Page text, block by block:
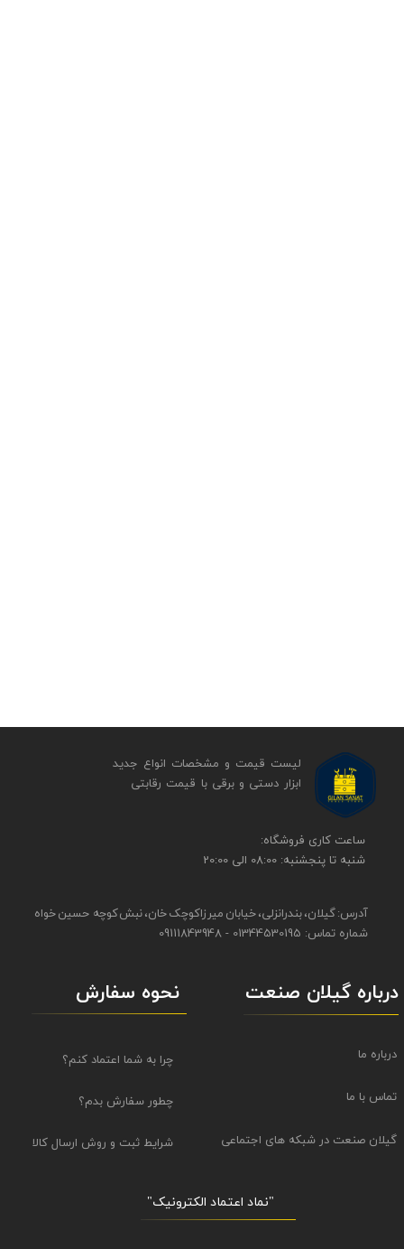
​​ساعت کاری فروشگاه:
شنبه تا پنجشنبه: 08:00 الی 20:00
آدرس: گیلان، بندرانزلی، خیابان میرزاکوچک خان، نبش کوچه حسین خواه
شماره تماس: 01344530195 - 09111843948
لیست قیمت و مشخصات انواع جدید
ابزار دستی و برقی ​​​​​​​با قیمت رقابتی
نحوه سفارش
چرا به شما اعتماد کنم؟
چطور سفارش بدم؟
شرایط ثبت و روش ارسال کالا
"نماد اعتماد الکترونیک​​​​​​​"
درباره گیلان صنعت
درباره ما
تماس با ما
گیلان صنعت در شبکه های اجتماعی